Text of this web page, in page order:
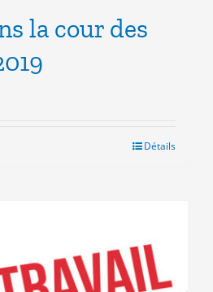
la cour des
Détails